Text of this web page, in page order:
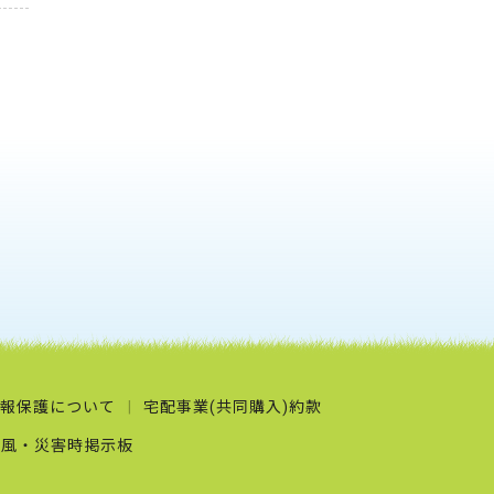
保護について 宅配事業(共同購入)約款
・災害時掲示板